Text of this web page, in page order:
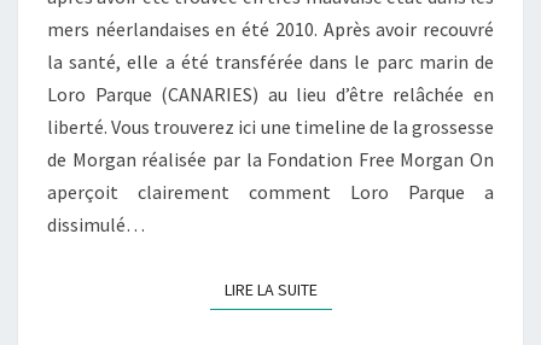
mers néerlandaises en été 2010. Après avoir recouvré
la santé, elle a été transférée dans le parc marin de
Loro Parque (CANARIES) au lieu d’être relâchée en
liberté. Vous trouverez ici une timeline de la grossesse
de Morgan réalisée par la Fondation Free Morgan On
aperçoit clairement comment Loro Parque a
dissimulé…
LIRE LA SUITELIRE LA SUITE